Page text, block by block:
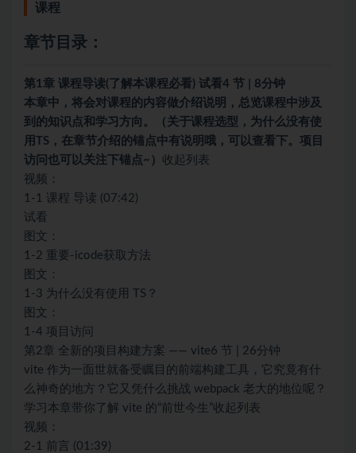
课程
章节目录：
第1章 课程导读(了解本课程必看) 试看4 节 | 8分钟
本章中，将会对课程的内容做介绍说明，总览课程中涉及
到的知识点和学习方向。（关于课程选型，为什么没有使
用TS，在章节介绍的锚点中有说明哦，可以查看下。项目
访问也可以关注下锚点~） 收起列表
视频：
1-1 课程 导读 (07:42)
试看
图文：
1-2 重要-icode获取方法
图文：
1-3 为什么没有使用 TS？
图文：
1-4 项目访问
第2章 全新的项目构建方案 —— vite6 节 | 26分钟
vite 作为一面世就备受瞩目的前端构建工具，它究竟有什
么神奇的地方？它又凭什么挑战 webpack 老大的地位呢？
学习本章带你了解 vite 的“前世今生”收起列表
视频：
2-1 前言 (01:39)